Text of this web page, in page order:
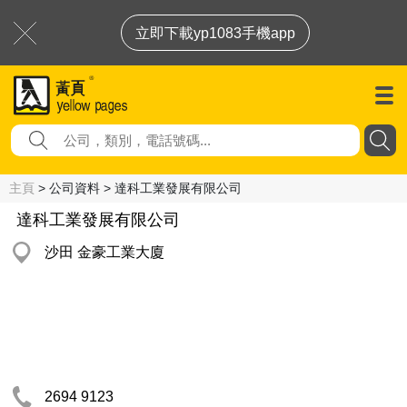
立即下載yp1083手機app
主頁 > 公司資料 > 達科工業發展有限公司
達科工業發展有限公司
沙田 金豪工業大廈
2694 9123